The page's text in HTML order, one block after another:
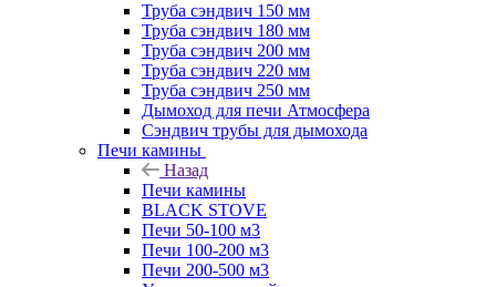
Труба сэндвич 150 мм
Труба сэндвич 180 мм
Труба сэндвич 200 мм
Труба сэндвич 220 мм
Труба сэндвич 250 мм
Дымоход для печи Атмосфера
Сэндвич трубы для дымохода
Печи камины
Назад
Печи камины
BLACK STOVE
Печи 50-100 м3
Печи 100-200 м3
Печи 200-500 м3